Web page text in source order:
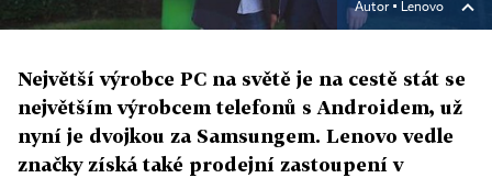
Autor ▪ Lenovo
Největší výrobce PC na světě je na cestě stát se
největším výrobcem telefonů s Androidem, už
nyní je dvojkou za Samsungem. Lenovo vedle
značky získá také prodejní zastoupení v